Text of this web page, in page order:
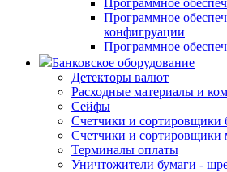
Программное
конфигруации
Программное
Банковское оборудование
Детекторы валют
Расходные материалы и
Сейфы
Счетчики и сортировщики
Счетчики и сортировщики
Терминалы оплаты
Уничтожители бумаги -